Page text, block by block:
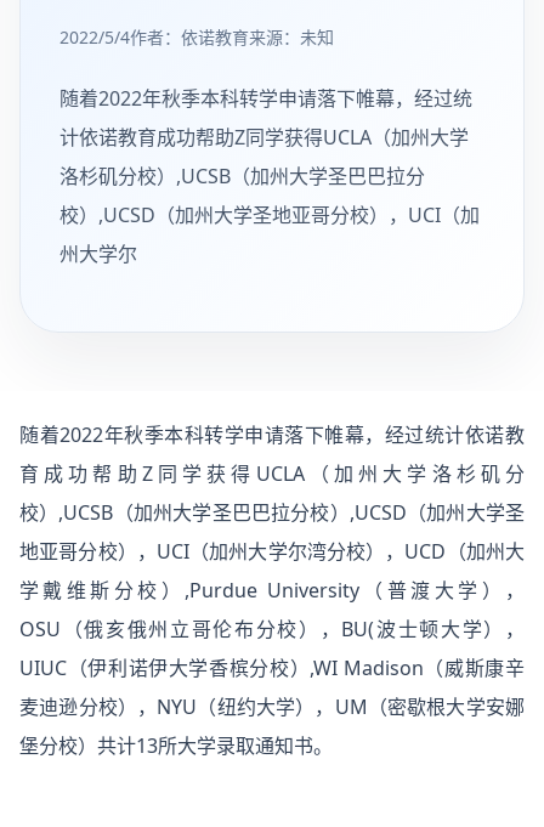
2022/5/4作者：依诺教育来源： 未知
随着2022年秋季本科转学申请落下帷幕，经过统
计依诺教育成功帮助Z同学获得UCLA（加州大学
洛杉矶分校）,UCSB（加州大学圣巴巴拉分
校）,UCSD（加州大学圣地亚哥分校），UCI（加
州大学尔
随着2022年秋季本科转学申请落下帷幕，经过统计依诺教
育成功帮助Z同学获得UCLA（加州大学洛杉矶分
校）,UCSB（加州大学圣巴巴拉分校）,UCSD（加州大学圣
地亚哥分校），UCI（加州大学尔湾分校），UCD（加州大
学戴维斯分校）,Purdue University（普渡大学），
OSU（俄亥俄州立哥伦布分校），BU(波士顿大学），
UIUC（伊利诺伊大学香槟分校）,WI Madison（威斯康辛
麦迪逊分校），NYU（纽约大学），UM（密歇根大学安娜
堡分校）共计13所大学录取通知书。